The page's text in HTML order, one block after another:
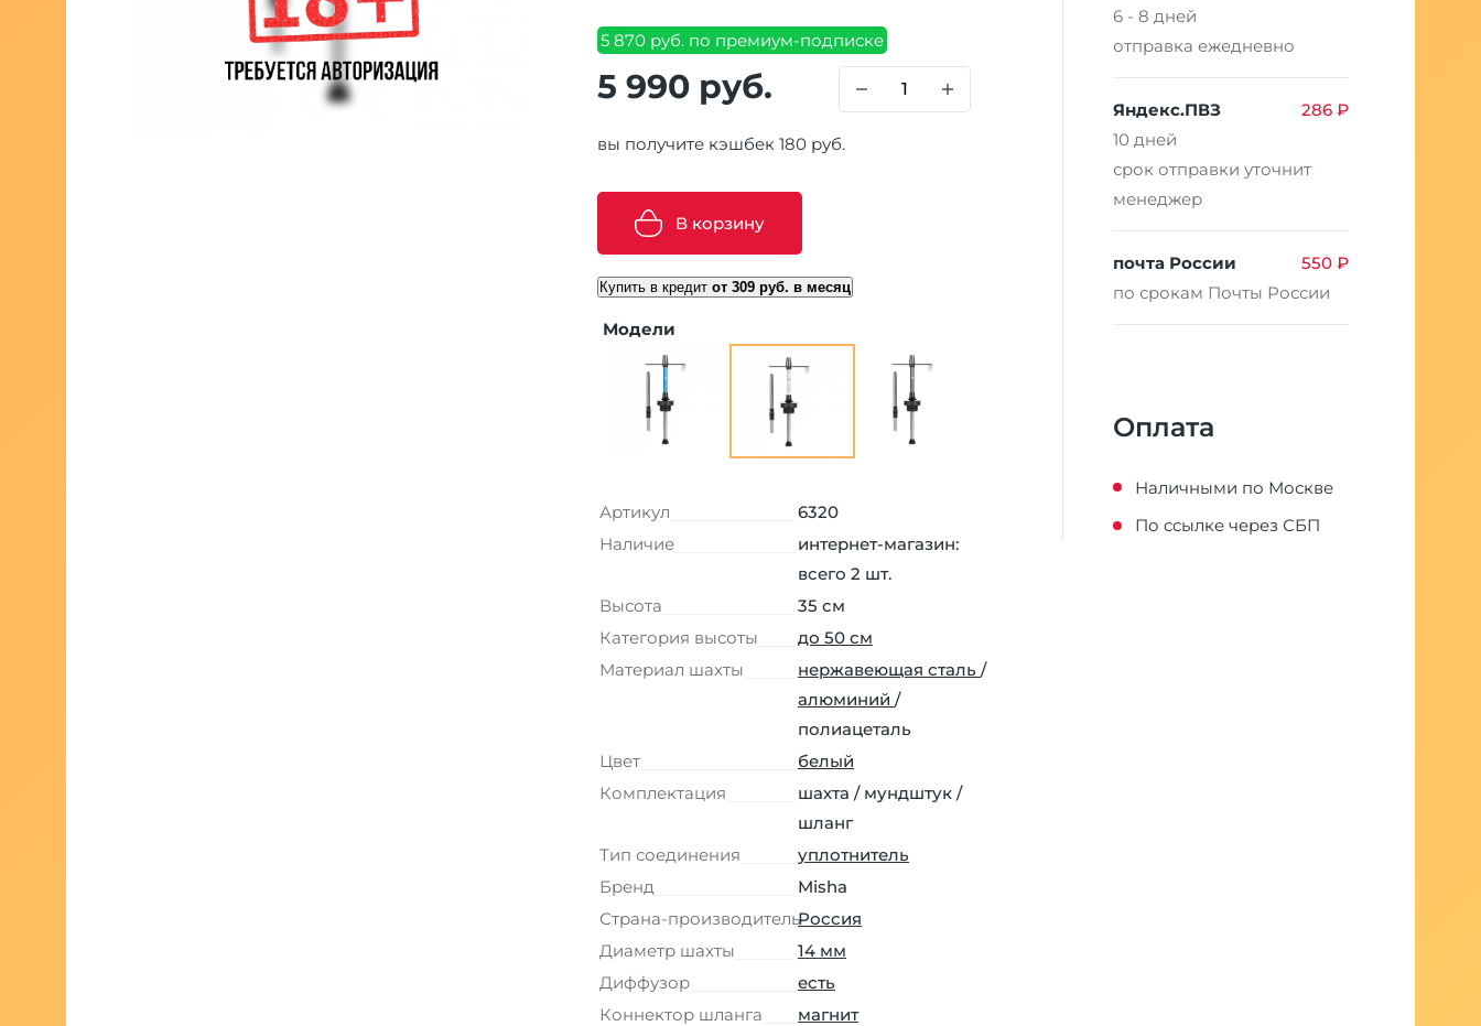
5 870 руб. по премиум-подписке
5 990 руб.
вы получите кэшбек 180 руб.
В корзину
Купить в кредит от 309 руб. в месяц
Модели
Артикул
6320
Наличие
интернет-магазин:
всего 2 шт.
Высота
35 см
Категория высоты
до 50 см
Материал шахты
нержавеющая сталь /
алюминий /
полиацеталь
Цвет
белый
Комплектация
шахта / мундштук /
шланг
Тип соединения
уплотнитель
Бренд
Misha
Страна-производительРоссия
Диаметр шахты
14 мм
Диффузор
есть
Коннектор шланга
магнит
6 - 8 дней
отправка ежедневно
Яндекс.ПВЗ
286 ₽
10 дней
срок отправки уточнит
менеджер
почта России
550 ₽
по срокам Почты России
Оплата
Наличными по Москве
По ссылке через СБП